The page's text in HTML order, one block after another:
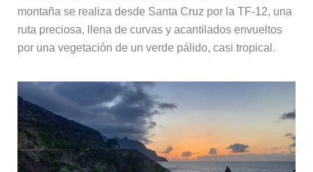
montaña se realiza desde Santa Cruz por la TF-12, una
ruta preciosa, llena de curvas y acantilados envueltos
por una vegetación de un verde pálido, casi tropical.